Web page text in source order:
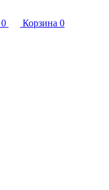
0 Корзина 0